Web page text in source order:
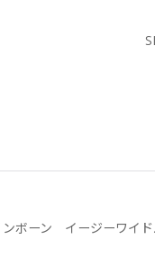
ボーン イージーワイ